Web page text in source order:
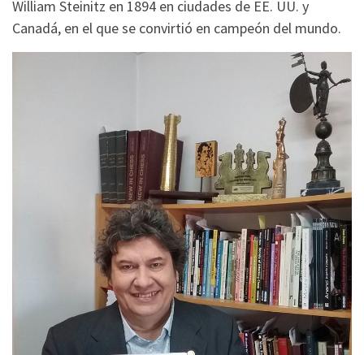
William Steinitz en 1894 en ciudades de EE. UU. y
Canadá, en el que se convirtió en campeón del mundo.